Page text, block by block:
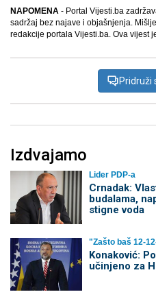
NAPOMENA - Portal Vijesti.ba
sadržaj bez najave i objašnjenja.
redakcije portala Vijesti.ba. Ova vijest
Pridruži
Izdvajamo
Lider PDP-a
Crnadak:
budalama,
stigne voda
"Zašto baš 12-
Konaković:
učinjeno za